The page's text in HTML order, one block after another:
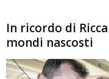
In ricordo di
mondi nascosti